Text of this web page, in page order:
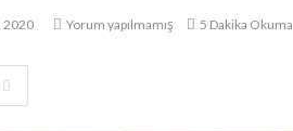
2020 Yorum yapılmamış 5 Dakika Okuma